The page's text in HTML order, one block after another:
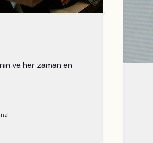
ve her zaman en